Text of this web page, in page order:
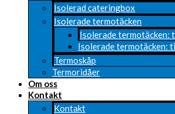
Isolerad cateringbox
Isolerade termotäcken
Isolerade termotäcken:
Isolerade termotäcken:
Termoskåp
Termoridåer
Om oss
Kontakt
Kontakt